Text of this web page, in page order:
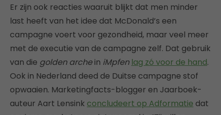
Er zijn ook reacties waaruit blijkt dat men minder
last heeft van het idee dat McDonald’s een
campagne voert voor gezondheid, maar veel meer
met de executie van de campagne zelf. Dat gebruik
van die golden archein iMpfen lag zó voor de hand.
Ook in Nederland deed de Duitse campagne stof
opwaaien. Marketingfacts-blogger en Jaarboek-
auteur Aart Lensink concludeert op Adformatie dat